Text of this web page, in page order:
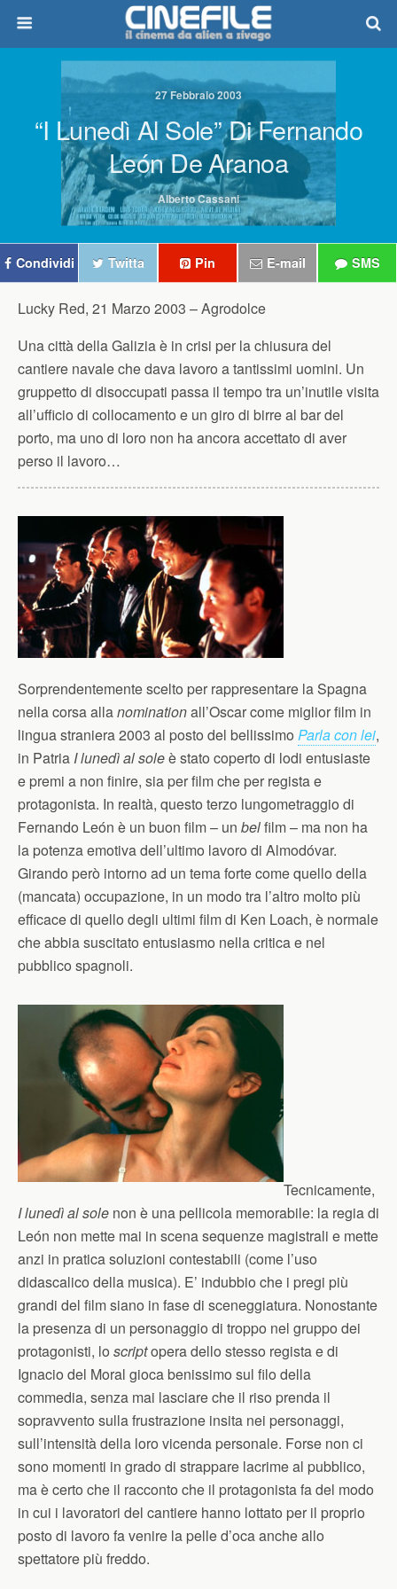
27 Febbraio 2003
“I Lunedì Al Sole” Di Fernando
León De Aranoa
Alberto Cassani
Condividi Twitta Pin E-mail SMS
Lucky Red, 21 Marzo 2003 –Agrodolce
Una città della Galizia è in crisi per la chiusura del
cantiere navale che dava lavoro a tantissimi uomini. Un
gruppetto di disoccupati passa il tempo tra un’inutile visita
all’ufficio di collocamento e un giro di birre al bar del
porto, ma uno di loro non ha ancora accettato di aver
perso il lavoro…
Sorprendentemente scelto per rappresentare la Spagna
nella corsa allanominationall’Oscar come miglior film in
lingua straniera 2003 al posto del bellissimo Parla con lei,
in Patria I lunedì al soleè stato coperto di lodi entusiaste
e premi a non finire, sia per film che per regista e
protagonista. In realtà, questo terzo lungometraggio di
Fernando León è un buon film – un belfilm – ma non ha
la potenza emotiva dell’ultimo lavoro di Almodóvar.
Girando però intorno ad un tema forte come quello della
(mancata) occupazione, in un modo tra l’altro molto più
efficace di quello degli ultimi film di Ken Loach, è normale
che abbia suscitato entusiasmo nella critica e nel
pubblico spagnoli.
Tecnicamente,
I lunedì al sole non è una pellicola memorabile: la regia di
León non mette mai in scena sequenze magistrali e mette
anzi in pratica soluzioni contestabili (come l’uso
didascalico della musica). E’ indubbio che i pregi più
grandi del film siano in fase di sceneggiatura. Nonostante
la presenza di un personaggio di troppo nel gruppo dei
protagonisti, lo scriptopera dello stesso regista e di
Ignacio del Moral gioca benissimo sul filo della
commedia, senza mai lasciare che il riso prenda il
sopravvento sulla frustrazione insita nei personaggi,
sull’intensità della loro vicenda personale. Forse non ci
sono momenti in grado di strappare lacrime al pubblico,
ma è certo che il racconto che il protagonista fa del modo
in cui i lavoratori del cantiere hanno lottato per il proprio
posto di lavoro fa venire la pelle d’oca anche allo
spettatore più freddo.